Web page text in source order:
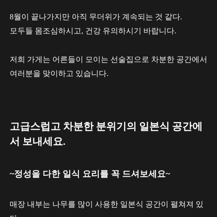
8월이 끝나가지만 아직 무더위가 계속되는 것 같다.
모두들 몸조심하시고, 건강 유의하시기 바랍니다.
저희 가게는 어른들이 모이는 선술집으로 차분한 공간에서
여러분을 맞이하고 있습니다.
고급스럽고 차분한 분위기의 일본식 공간에
서 보내세요.
~정성을 다한 일식 요리를 꼭 드셔보세요~
매장 내부는 나무를 많이 사용한 일본식 공간이 펼쳐져 있